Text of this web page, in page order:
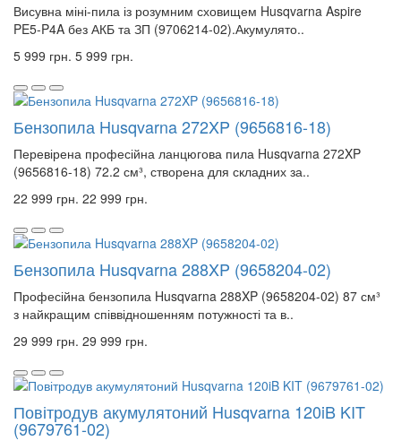
Висувна міні-пила із розумним сховищем Husqvarna Aspire
PE5-P4A без АКБ та ЗП (9706214‑02).Акумулято..
5 999 грн. 5 999 грн.
Бензопила Husqvarna 272XP (9656816-18)
Перевірена професійна ланцюгова пила Husqvarna 272XP
(9656816-18) 72.2 см³, створена для складних за..
22 999 грн. 22 999 грн.
Бензопила Husqvarna 288XP (9658204-02)
Професійна бензопила Husqvarna 288XP (9658204-02) 87 см³
з найкращим співвідношенням потужності та в..
29 999 грн. 29 999 грн.
Повітродув акумулятоний Husqvarna 120iB KIT
(9679761-02)